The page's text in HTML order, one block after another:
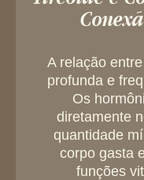
A relação
profunda e
Os
diretamente
quantidade
corpo gasta
funções